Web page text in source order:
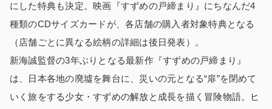
にした特典も決定。映画『すずめの戸締まり』にちなんだ4
種類のCDサイズカードが、各店舗の購入者対象特典となる
（店舗ごとに異なる絵柄の詳細は後日発表）。
新海誠監督の3年ぶりとなる最新作『すずめの戸締まり』
は、日本各地の廃墟を舞台に、災いの元となる“扉”を閉めて
いく旅をする少女・すずめの解放と成長を描く冒険物語。ヒ